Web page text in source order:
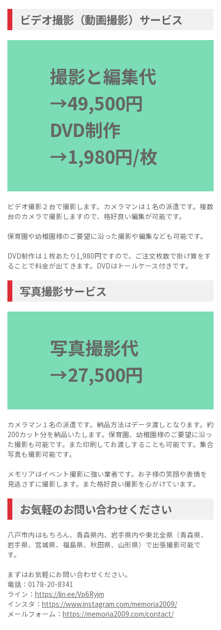
ビデオ撮影（動画撮影）サービス
撮影と編集代
→49,500円
DVD制作
→1,980円/枚
ビデオ撮影２台で撮影します。カメラマンは１名の派遣です。複数
台のカメラで撮影しますので、格好良い編集が可能です。
保育園や幼稚園様のご要望に沿った撮影や編集なども可能です。
DVD制作は１枚あたり1,980円ですので、ご注文枚数で掛け算をす
ることで料金が出てきます。DVDはトールケース付きです。
写真撮影サービス
写真撮影代
→27,500円
カメラマン１名の派遣です。納品方法はデータ渡しとなります。約
200カット分を納品いたします。保育園、幼稚園様のご要望に沿っ
た撮影も可能です。また印刷してお渡しすることも可能です。集合
写真も撮影可能です。
メモリアはイベント撮影に強い業者です。お子様の笑顔や表情を
見逃さずに撮影します。また格好良い撮影を心がけています。
お気軽のお問い合わせください
八戸市内はもちろん、青森県内、岩手県内や東北全県（青森県、
岩手県、宮城県、福島県、秋田県、山形県）で出張撮影可能で
す。
まずはお気軽にお問い合わせください。
電話：0178-20-8341
ライン： https://lin.ee/Vp6Ryjm
インスタ： https://www.instagram.com/memoria2009/
メールフォーム： https://memoria2009.com/contact/